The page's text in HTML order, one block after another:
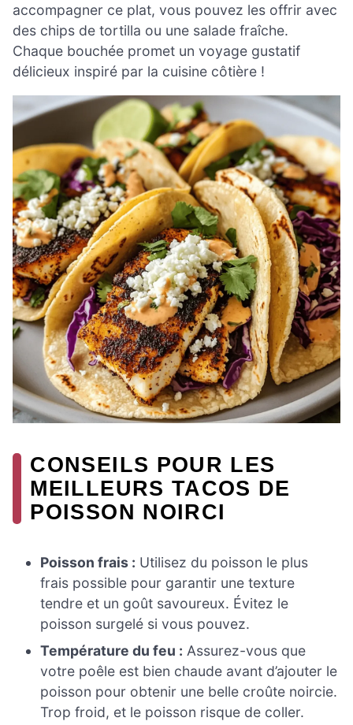
accompagner ce plat, vous pouvez les offrir avec
des chips de tortilla ou une salade fraîche.
Chaque bouchée promet un voyage gustatif
délicieux inspiré par la cuisine côtière !
CONSEILS POUR LES
MEILLEURS TACOS DE
POISSON NOIRCI
Poisson frais : Utilisez du poisson le plus
frais possible pour garantir une texture
tendre et un goût savoureux. Évitez le
poisson surgelé si vous pouvez.
Température du feu : Assurez-vous que
votre poêle est bien chaude avant d’ajouter le
poisson pour obtenir une belle croûte noircie.
Trop froid, et le poisson risque de coller.